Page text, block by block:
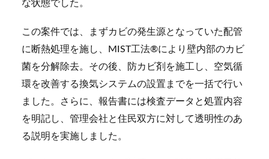
な状態でした。
この案件では、まずカビの発生源となっていた配管
に断熱処理を施し、MIST工法®により壁内部のカビ
菌を分解除去。その後、防カビ剤を施工し、空気循
環を改善する換気システムの設置までを一括で行い
ました。さらに、報告書には検査データと処置内容
を明記し、管理会社と住民双方に対して透明性のあ
る説明を実施しました。